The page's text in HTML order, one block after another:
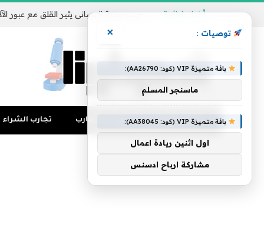
أخبار شائعة
تجارب المال منوعات التجارب تجارب الشراء
توصيات : ×
باقة متميزة VIP (كود: AA26790):
ماسنجر المسلم
باقة متميزة VIP (كود: AA38045):
اول اثنين ريادة اعمال
مشاركة ارباح ادسنس